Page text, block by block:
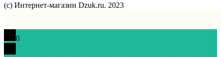
(с) Интернет-магазин Dzuk.ru. 2023
0